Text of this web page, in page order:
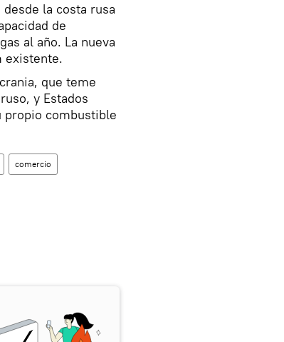
la costa rusa
de
al año. La nueva
existente.
que teme
y Estados
propio combustible
comercio